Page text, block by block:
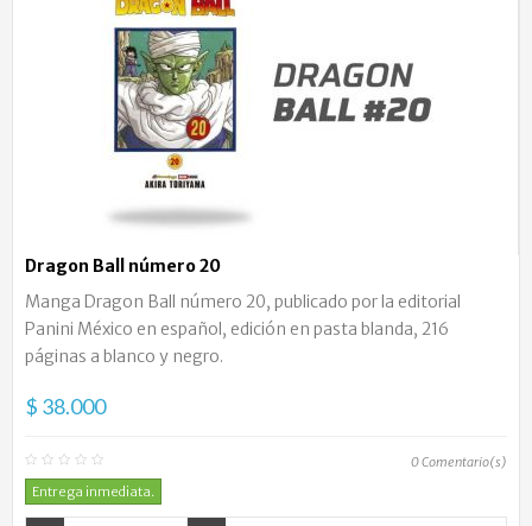
Dragon Ball número 20
Manga Dragon Ball número 20, publicado por la editorial
Panini México en español, edición en pasta blanda, 216
páginas a blanco y negro.
$ 38.000
0Comentario(s)
Entrega inmediata.